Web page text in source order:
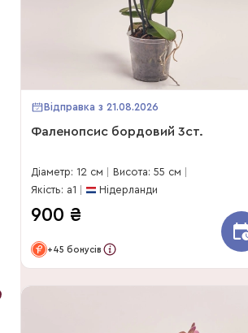
Відправка з 21.08.2026
Фаленопсис бордовий 3ст.
Діаметр: 12 см
Висота: 55 см
Якість: a1
Нідерланди
900 ₴
+45 бонусів